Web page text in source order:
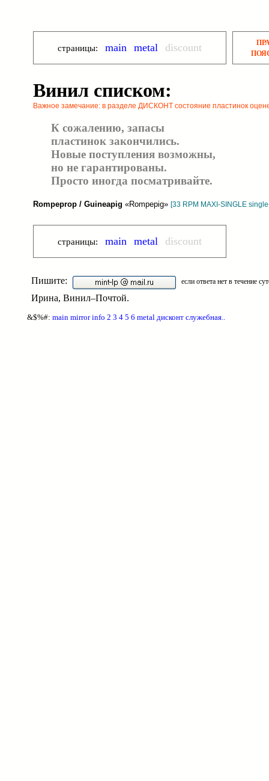
страницы: main metal discount
Винил списком:
Важное замечание: в разделе ДИСКОНТ состояние пластинок
К сожалению, запасы
пластинок закончились.
Новые поступления возможны,
но не гарантированы.
Просто иногда посматривайте.
Rompeprop / Guineapig «Rompepig» [33 RPM MAXI-SINGLE
страницы: main metal discount
Пишите: если ответа нет в течение
Ирина, Винил–Почтой.
&$%#: main mirror info 2 3 4 5 6 metal дисконт служебная..